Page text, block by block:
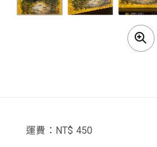
運費：NT$ 450